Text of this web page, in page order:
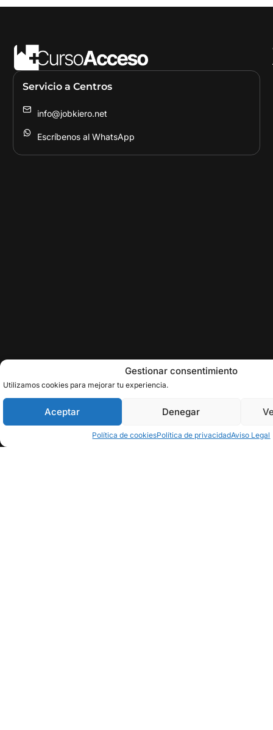
Gestionar consentimiento
Utilizamos cookies para mejorar tu experiencia.
Aceptar Denegar
Política de cookiesPolítica de privacidadAviso Legal
Servicio a Centros
info@jobkiero.net
Escríbenos al WhatsApp